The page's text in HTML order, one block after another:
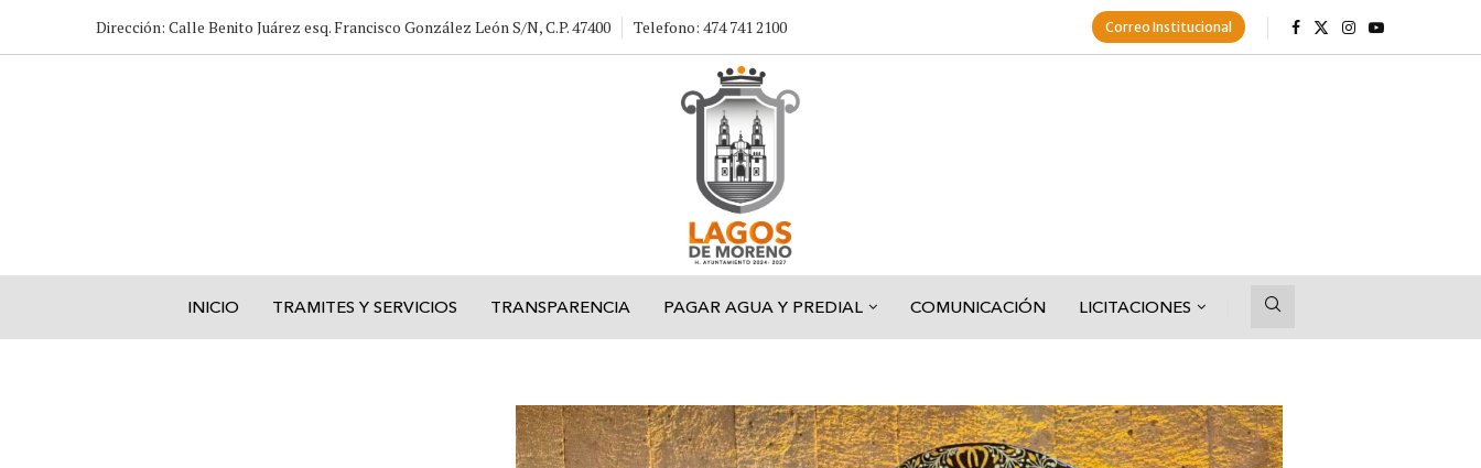
Dirección: Calle Benito Juárez esq. Francisco González León S/N, C.P. 47400 Telefono: 474 741 2100 Correo Institucional
INICIO TRAMITES Y SERVICIOS TRANSPARENCIA PAGAR AGUA Y PREDIAL COMUNICACIÓN LICITACIONES